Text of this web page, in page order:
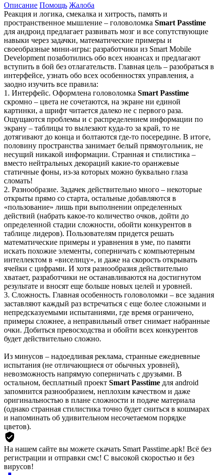
Описание Помощь Жалоба
Реакция и логика, смекалка и хитрость, память и
пространственное мышление – головоломка Smart Passtime
для андроид предлагает развивать мозг и все сопутствующие
навыки через задачки, математические примеры и
своеобразные мини-игры: разработчики из Smart Mobile
Development позаботились обо всех нюансах и предлагают
вступить в бой без отлагательств. Главная цель – разобраться в
интерфейсе, узнать обо всех особенностях управления, а
заодно изучить все правила:
1. Интерфейс. Оформлена головоломка Smart Passtime
скромно – цвета не сочетаются, на экране ни единой
картинки, а шрифт читается далеко не с первого раза.
Ощущаются проблемы и с распределением информации по
экрану – таблицы то вылезают куда-то за край, то не
дотягивают до конца и болтаются где-то посередине. В итоге,
половину пространства занимает белый прямоугольник, не
несущий никакой информации. Странная и стилистика –
вместо нейтральных декораций какие-то оранжевые
статичные фоны, из-за которых можно буквально глаза
сломать!
2. Разнообразие. Задачек действительно много – некоторые
открыты прямо со старта, остальные добавляются в
«пользование» лишь при выполнении определенных
действий (набрать какое-то количество очков, дойти до
определенной стадии сложности, обойти конкурентов в
таблице лидеров). Пользователям придется решать
математические примеры и уравнения в уме, по памяти
искать похожие элементы, соперничать с компьютерным
интеллектом в «виселицу», и даже на скорость открывать
ячейки с цифрами. И хотя разнообразия действительно
хватает, разработчики не останавливаются на достигнутом
результате и вносят еще больше новых целей и уровней.
3. Сложность. Главная особенность головоломки – все задания
заставляют каждый раз встречаться с еще более сложными и
непредсказуемыми испытаниями, где время ограничено,
примеры сложнее, а неправильный ответ снимает набранные
очки. Добиться превосходства и обойти всех конкурентов
будет действительно сложно.
Из минусов – надоедливая реклама, странные ежедневные
испытания (не отличающиеся от обычных уровней),
невозможность напрямую соперничать с друзьями. В
остальном, бесплатный проект Smart Passtime для android
запомнится разнообразием, неплохим качеством и даже
оригинальностью в плане сложности и подаче материала
(однако странная стилистика точно будет сниться в кошмарах
и напоминать об удивительном несочетаемом порядке
цветов).
На нашем сайте вы можете скачать Smart Passtime.apk! Всё без
регистрации и отправки смс! С высокой скоростью и без
вирусов!